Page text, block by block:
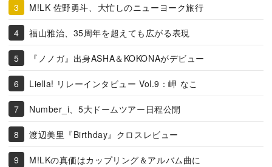
M!LK 佐野勇斗、大忙しのニューヨーク旅行
福山雅治、35周年を超えても広がる表現
『ノノガ』出身ASHA＆KOKONAがデビュー
Liella! リレーインタビュー Vol.9：岬 なこ
Number_i、5大ドームツアー日程公開
渡辺美里『Birthday』クロスレビュー
M!LKの真価はカップリング＆アルバム曲に